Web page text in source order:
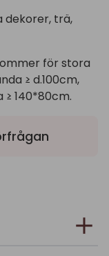
dekorer, trä,
för stora
≥ d.100cm,
140*80cm.